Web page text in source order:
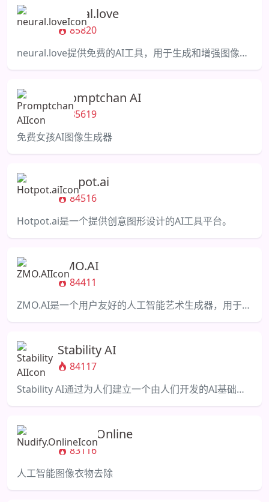
neural.love
85820
neural.love提供免费的AI工具，用于生成和增强图像，并提供数百万的公共领域选项。
Promptchan AI
85619
免费女孩AI图像生成器
Hotpot.ai
84516
Hotpot.ai是一个提供创意图形设计的AI工具平台。
ZMO.AI
84411
ZMO.AI是一个用户友好的人工智能艺术生成器，用于创建惊人的动漫和图像。
Stability AI
84117
Stability AI通过为人们建立一个由人们开发的AI基础，激发人类的潜能。
Nudify.Online
83116
人工智能图像衣物去除